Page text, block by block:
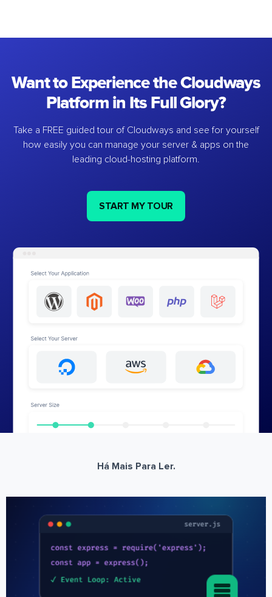
Want to Experience the Cloudways
Platform in Its Full Glory?
Take a FREE guided tour of Cloudways and see for yourself
how easily you can manage your server & apps on the
leading cloud-hosting platform.
START MY TOUR
Há Mais Para Ler.